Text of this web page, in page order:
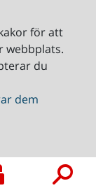
för att
webbplats.
du
dem